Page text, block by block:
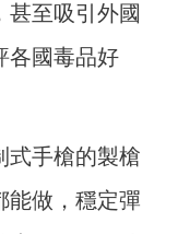
甚至吸引外國
各國毒品好
式手槍的製槍
能做，穩定彈